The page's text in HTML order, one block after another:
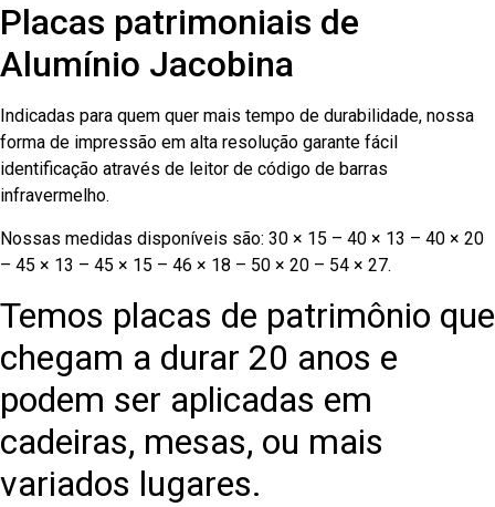
Placas patrimoniais de
Alumínio Jacobina
Indicadas para quem quer mais tempo de durabilidade, nossa
forma de impressão em alta resolução garante fácil
identificação através de leitor de código de barras
infravermelho.
Nossas medidas disponíveis são: 30 × 15 – 40 × 13 – 40 × 20
– 45 × 13 – 45 × 15 – 46 × 18 – 50 × 20 – 54 × 27.
Temos placas de patrimônio que
chegam a durar 20 anos e
podem ser aplicadas em
cadeiras, mesas, ou mais
variados lugares.